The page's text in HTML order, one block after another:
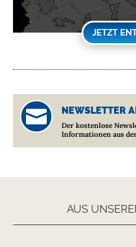
JETZT
 NEWSLETTER
Der kostenlose
Informationen aus
AUS